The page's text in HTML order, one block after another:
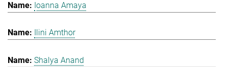
Ioanna Amaya
Ilini Amthor
Shalya Anand